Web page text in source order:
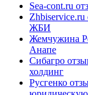
Sea-cont.ru
ЖБИ
Жемчужина
Анапе
Сибагро
холдинг
Русгенко